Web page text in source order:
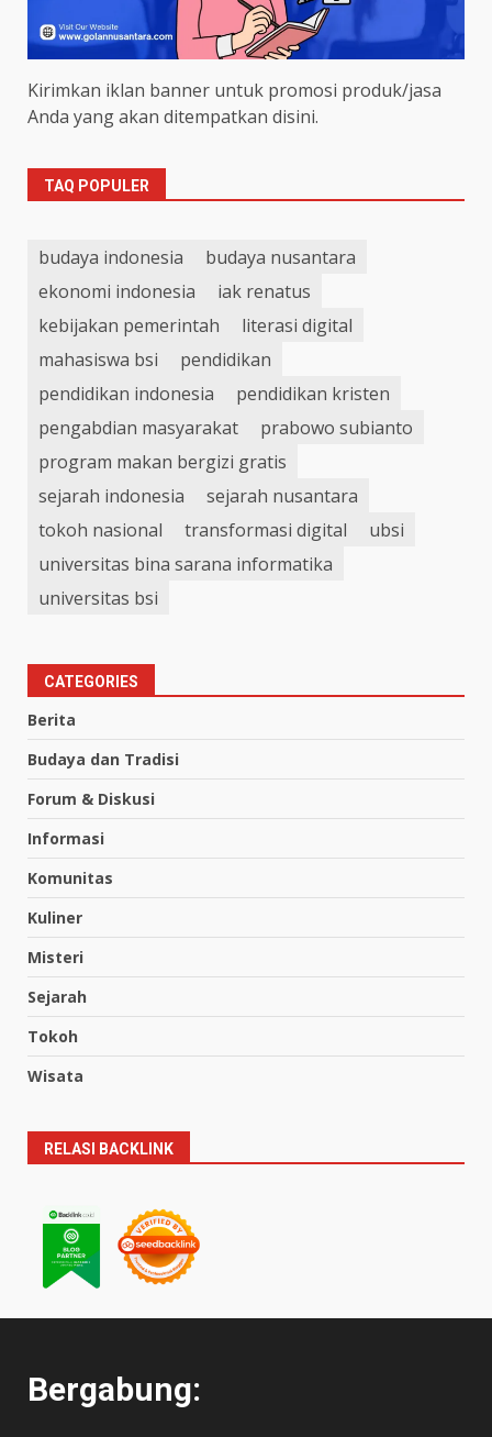
Kirimkan iklan banner untuk promosi produk/jasa
Anda yang akan ditempatkan disini.
TAQ POPULER
budaya indonesia
budaya nusantara
ekonomi indonesia
iak renatus
kebijakan pemerintah
literasi digital
mahasiswa bsi
pendidikan
pendidikan indonesia
pendidikan kristen
pengabdian masyarakat
prabowo subianto
program makan bergizi gratis
sejarah indonesia
sejarah nusantara
tokoh nasional
transformasi digital
ubsi
universitas bina sarana informatika
universitas bsi
CATEGORIES
Berita
Budaya dan Tradisi
Forum & Diskusi
Informasi
Komunitas
Kuliner
Misteri
Sejarah
Tokoh
Wisata
RELASI BACKLINK
Bergabung: